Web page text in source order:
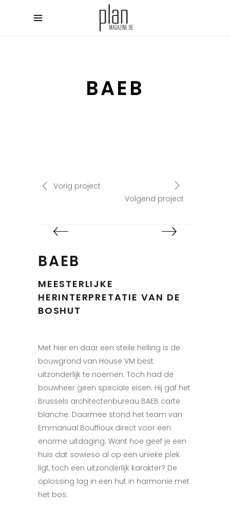
BAEB
Vorig project
Volgend project
BAEB
MEESTERLIJKE
HERINTERPRETATIE VAN DE
BOSHUT
Met hier en daar een steile helling is de
bouwgrond van House VM best
uitzonderlijk te noemen. Toch had de
bouwheer geen speciale eisen. Hij gaf het
Brussels architectenbureau BAEB carte
blanche. Daarmee stond het team van
Emmanual Bouffioux direct voor een
enorme uitdaging. Want hoe geef je een
huis dat sowieso al op een unieke plek
ligt, toch een uitzonderlijk karakter? De
oplossing lag in een hut in harmonie met
het bos.